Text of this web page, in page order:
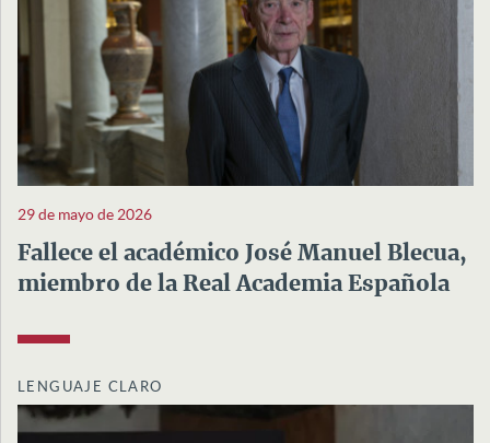
29 de mayo de 2026
Fallece el académico José Manuel Blecua,
miembro de la Real Academia Española
LENGUAJE CLARO